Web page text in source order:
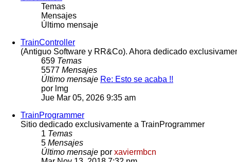
Temas
Mensajes
Último mensaje
TrainController
(Antiguo Software y RR&Co). Ahora dedicado
659 Temas
5577 Mensajes
Último mensaje Re: Esto se acaba !!
por lmg
Jue Mar 05, 2026 9:35 am
TrainProgrammer
Sitio dedicado exclusivamente a TrainProgrammer
1 Temas
5 Mensajes
Último mensaje por xaviermbcn